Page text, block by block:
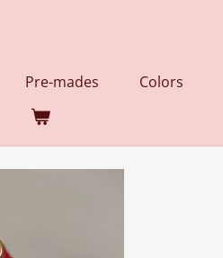
Pre-mades Colors